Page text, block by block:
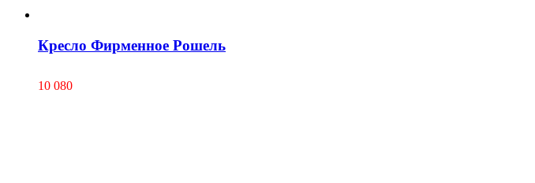
Кресло Фирменное Рошель
10 080